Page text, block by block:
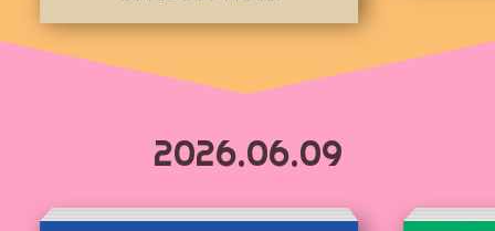
2026.06.09